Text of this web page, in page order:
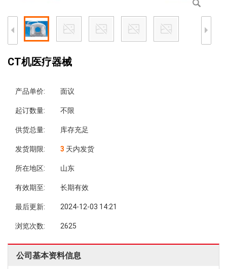
CT机医疗器械
产品单价: 面议
起订数量: 不限
供货总量: 库存充足
发货期限: 3 天内发货
所在地区: 山东
有效期至: 长期有效
最后更新: 2024-12-03 14:21
浏览次数: 2625
公司基本资料信息